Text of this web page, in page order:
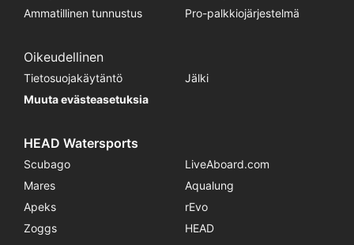
Ammatillinen tunnustus
Pro-palkkiojärjestelmä
Oikeudellinen
Tietosuojakäytäntö
Jälki
Muuta evästeasetuksia
HEAD Watersports
Scubago
LiveAboard.com
Mares
Aqualung
Apeks
rEvo
Zoggs
HEAD